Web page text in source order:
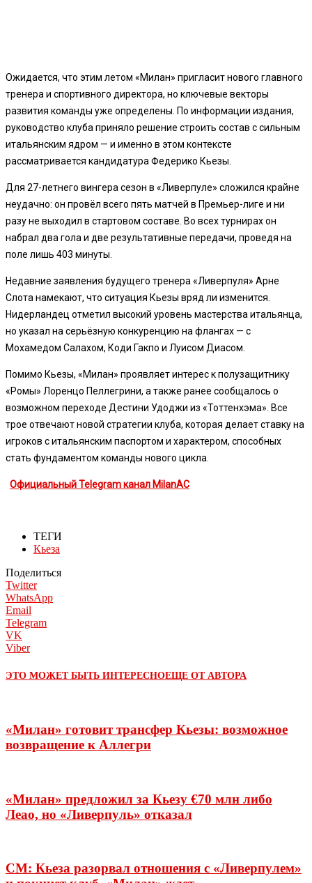
Ожидается, что этим летом «Милан» пригласит нового главного
тренера и спортивного директора, но ключевые векторы
развития команды уже определены. По информации издания,
руководство клуба приняло решение строить состав с сильным
итальянским ядром — и именно в этом контексте
рассматривается кандидатура Федерико Кьезы.
Для 27-летнего вингера сезон в «Ливерпуле» сложился крайне
неудачно: он провёл всего пять матчей в Премьер-лиге и ни
разу не выходил в стартовом составе. Во всех турнирах он
набрал два гола и две результативные передачи, проведя на
поле лишь 403 минуты.
Недавние заявления будущего тренера «Ливерпуля» Арне
Слота намекают, что ситуация Кьезы вряд ли изменится.
Нидерландец отметил высокий уровень мастерства итальянца,
но указал на серьёзную конкуренцию на флангах — с
Мохамедом Салахом, Коди Гакпо и Луисом Диасом.
Помимо Кьезы, «Милан» проявляет интерес к полузащитнику
«Ромы» Лоренцо Пеллегрини, а также ранее сообщалось о
возможном переходе Дестини Удоджи из «Тоттенхэма». Все
трое отвечают новой стратегии клуба, которая делает ставку на
игроков с итальянским паспортом и характером, способных
стать фундаментом команды нового цикла.
Официальный Telegram канал MilanAC
ТЕГИ
Кьеза
Поделиться
Twitter
WhatsApp
Email
Telegram
VK
Viber
ЭТО МОЖЕТ БЫТЬ ИНТЕРЕСНОЕЩЕ ОТ АВТОРА
«Милан» готовит трансфер Кьезы: возможное
возвращение к Аллегри
«Милан» предложил за Кьезу €70 млн либо
Леао, но «Ливерпуль» отказал
CM: Кьеза разорвал отношения с «Ливерпулем»